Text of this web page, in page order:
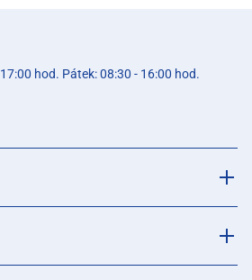
hod. Pátek: 08:30 - 16:00 hod.